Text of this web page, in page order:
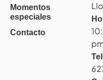
Momentos
especiales
Contacto